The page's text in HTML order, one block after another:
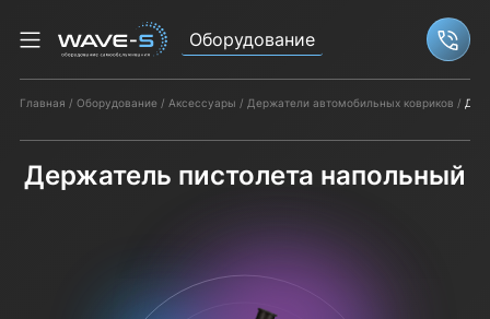
Оборудование
Главная Оборудование Аксессуары Держатели автомобильных ковриков
Держатель пистолета напольный